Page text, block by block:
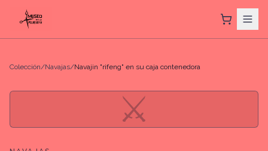
Colección/Navajas/Navajin "rifeng" en su caja contenedora
⚔